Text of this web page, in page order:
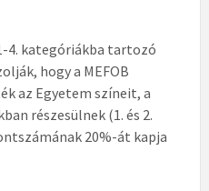
4. kategóriákba tartozó
hogy a MEFOB
az Egyetem színeit, a
részesülnek (1. és 2.
20%-át kapja